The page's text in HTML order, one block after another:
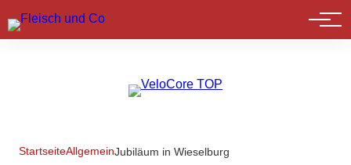
Marktführer
StartseiteAllgemeinJubiläum in Wieselburg